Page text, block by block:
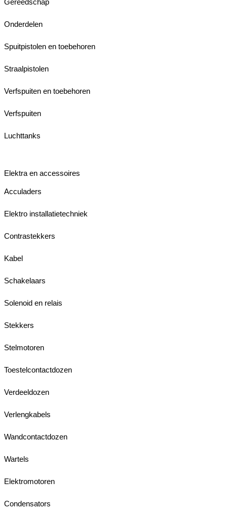
Onderdelen
Spuitpistolen en toebehoren
Straalpistolen
Verfspuiten en toebehoren
Verfspuiten
Luchttanks
Elektra en accessoires
Acculaders
Elektro installatietechniek
Contrastekkers
Kabel
Schakelaars
Solenoid en relais
Stekkers
Stelmotoren
Toestelcontactdozen
Verdeeldozen
Verlengkabels
Wandcontactdozen
Wartels
Elektromotoren
Condensators